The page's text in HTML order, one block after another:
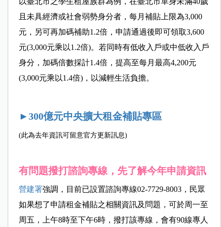
且未具經濟或社會弱勢身分者，每月補貼上限為3,000
元，另可再加碼補助1.2倍，申請通過後即可領取3,600
元(3,000元乘以1.2倍)。若同時有低收入戶或中低收入戶
身分，加碼倍數採計1.4倍，提高至每月最高4,200元
(3,000元乘以1.4倍)，以減輕生活負擔。
►300億元中央擴大租金補貼專區
(此為去年資訊可留意官方更新訊息)
有問題撥打諮詢專線，先了解今年申請資訊
營建署強調，目前已設置諮詢專線02-7729-8003，民眾
如果想了申請租金補貼之相關資訊及問題，可於周一至
周五，上午8時至下午6時，撥打該專線，會有90線專人